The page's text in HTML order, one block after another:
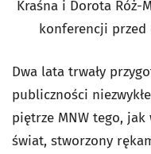
Kraśna i Dorota Róż-
konferencji przed
Dwa lata trwały
publiczności
piętrze MNW tego,
świat, stworzony